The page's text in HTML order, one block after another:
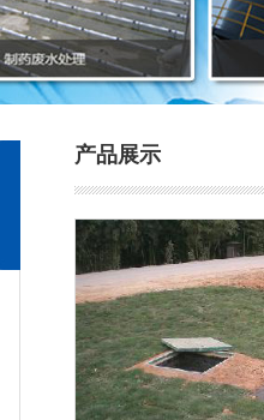
产品展示